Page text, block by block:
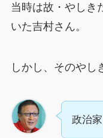
当時は故・やしき
いた吉村さん。
しかし、そのやし
政治